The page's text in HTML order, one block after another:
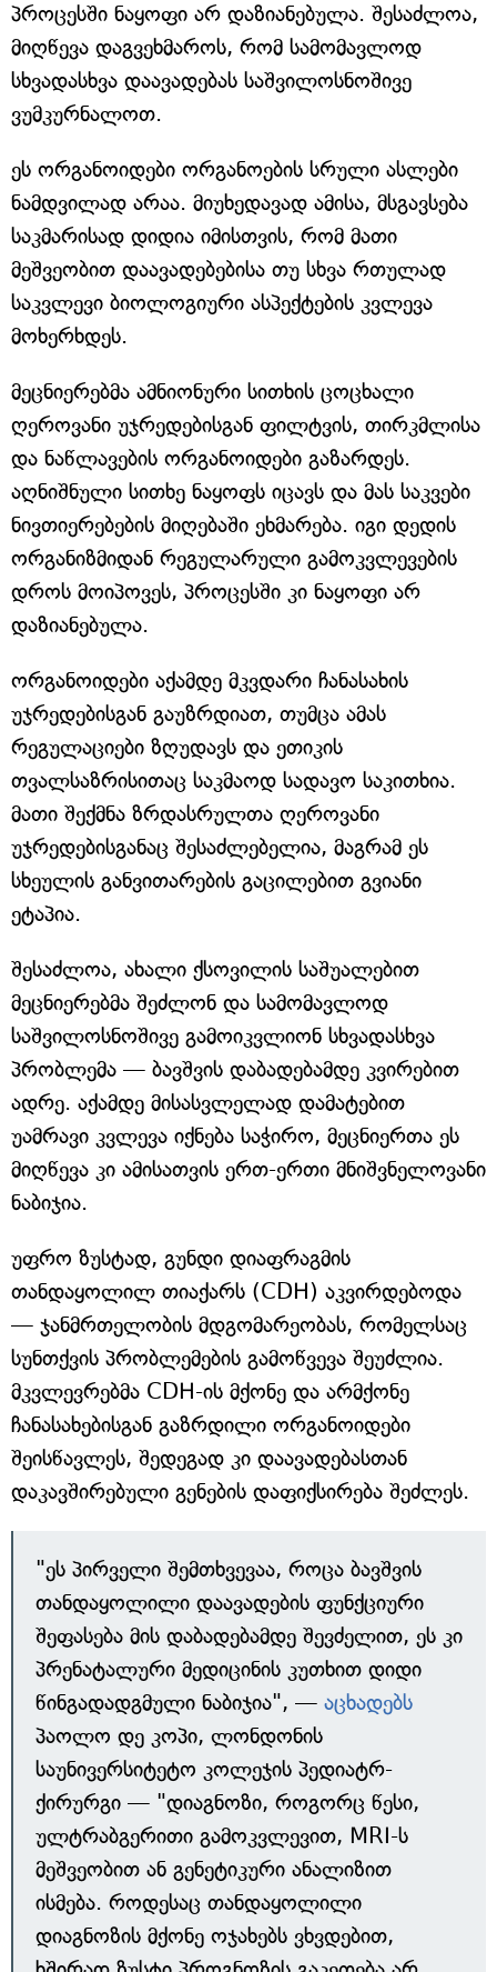
პროცესში ნაყოფი არ დაზიანებულა. შესაძლოა,
მიღწევა დაგვეხმაროს, რომ სამომავლოდ
სხვადასხვა დაავადებას საშვილოსნოშივე
ვუმკურნალოთ.
ეს ორგანოიდები ორგანოების სრული ასლები
ნამდვილად არაა. მიუხედავად ამისა, მსგავსება
საკმარისად დიდია იმისთვის, რომ მათი
მეშვეობით დაავადებებისა თუ სხვა რთულად
საკვლევი ბიოლოგიური ასპექტების კვლევა
მოხერხდეს.
მეცნიერებმა ამნიონური სითხის ცოცხალი
ღეროვანი უჯრედებისგან ფილტვის, თირკმლისა
და ნაწლავების ორგანოიდები გაზარდეს.
აღნიშნული სითხე ნაყოფს იცავს და მას საკვები
ნივთიერებების მიღებაში ეხმარება. იგი დედის
ორგანიზმიდან რეგულარული გამოკვლევების
დროს მოიპოვეს, პროცესში კი ნაყოფი არ
დაზიანებულა.
ორგანოიდები აქამდე მკვდარი ჩანასახის
უჯრედებისგან გაუზრდიათ, თუმცა ამას
რეგულაციები ზღუდავს და ეთიკის
თვალსაზრისითაც საკმაოდ სადავო საკითხია.
მათი შექმნა ზრდასრულთა ღეროვანი
უჯრედებისგანაც შესაძლებელია, მაგრამ ეს
სხეულის განვითარების გაცილებით გვიანი
ეტაპია.
შესაძლოა, ახალი ქსოვილის საშუალებით
მეცნიერებმა შეძლონ და სამომავლოდ
საშვილოსნოშივე გამოიკვლიონ სხვადასხვა
პრობლემა — ბავშვის დაბადებამდე კვირებით
ადრე. აქამდე მისასვლელად დამატებით
უამრავი კვლევა იქნება საჭირო, მეცნიერთა ეს
მიღწევა კი ამისათვის ერთ-ერთი მნიშვნელოვანი
ნაბიჯია.
უფრო ზუსტად, გუნდი დიაფრაგმის
თანდაყოლილ თიაქარს (CDH) აკვირდებოდა
— ჯანმრთელობის მდგომარეობას, რომელსაც
სუნთქვის პრობლემების გამოწვევა შეუძლია.
მკვლევრებმა CDH-ის მქონე და არმქონე
ჩანასახებისგან გაზრდილი ორგანოიდები
შეისწავლეს, შედეგად კი დაავადებასთან
დაკავშირებული გენების დაფიქსირება შეძლეს.
"ეს პირველი შემთხვევაა, როცა ბავშვის
თანდაყოლილი დაავადების ფუნქციური
შეფასება მის დაბადებამდე შევძელით, ეს კი
პრენატალური მედიცინის კუთხით დიდი
წინგადადგმული ნაბიჯია", — აცხადებს
პაოლო დე კოპი, ლონდონის
საუნივერსიტეტო კოლეჯის პედიატრ-
ქირურგი — "დიაგნოზი, როგორც წესი,
ულტრაბგერითი გამოკვლევით, MRI-ს
მეშვეობით ან გენეტიკური ანალიზით
ისმება. როდესაც თანდაყოლილი
დიაგნოზის მქონე ოჯახებს ვხვდებით,